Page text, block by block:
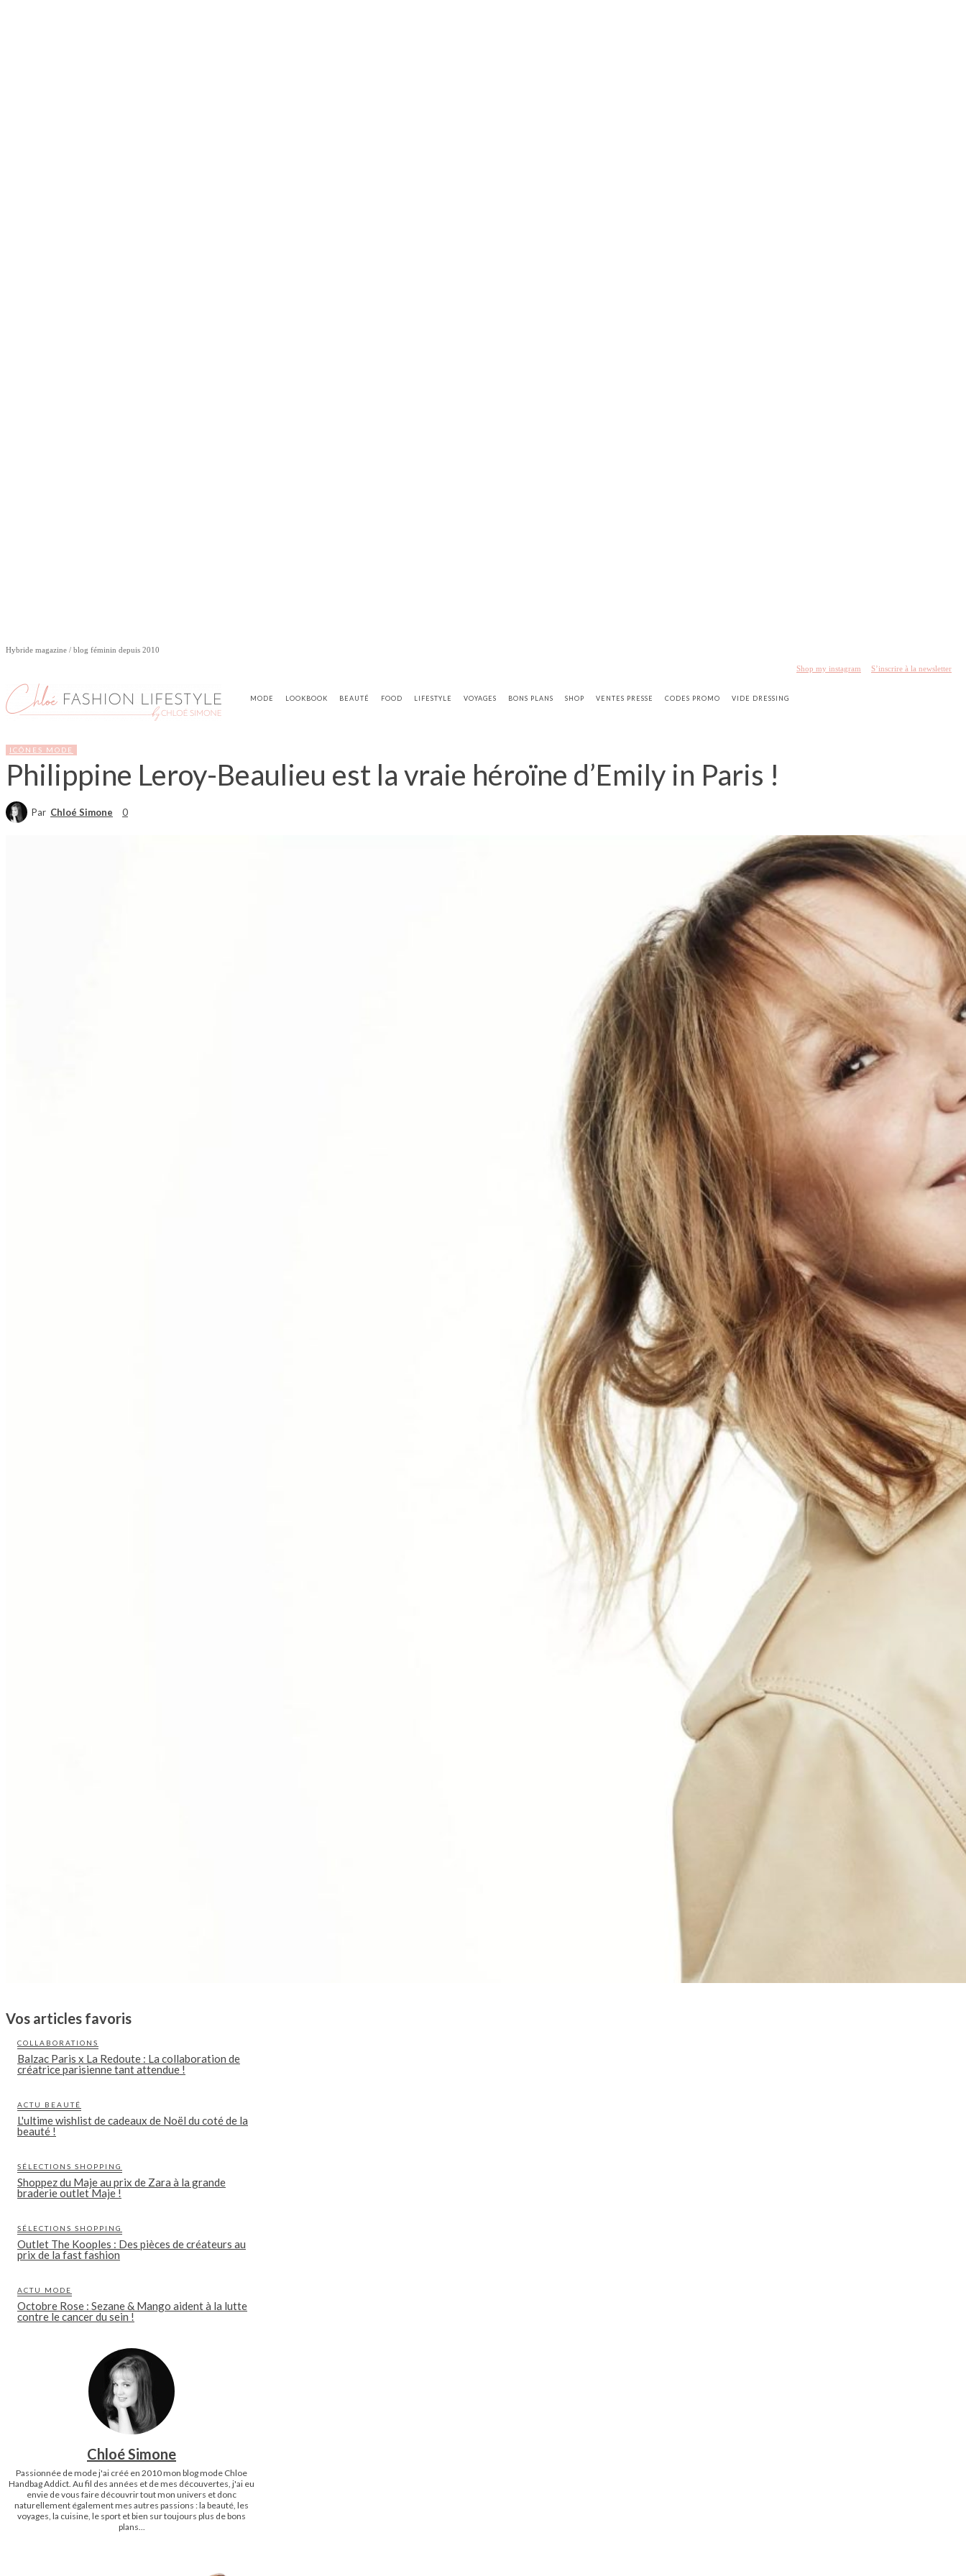
Hybride magazine / blog féminin depuis 2010
Shop my instagram S’inscrire à la newsletter
MODE LOOKBOOK BEAUTÉ FOOD LIFESTYLE VOYAGES BONS PLANS SHOP VENTES PRESSE CODES PROMO VIDE DRESSING
ICÔNES MODE
Philippine Leroy-Beaulieu est la vraie héroïne d’Emily in Paris !
Par Chloé Simone 0
Vos articles favoris
COLLABORATIONS
Balzac Paris x La Redoute : La collaboration de
créatrice parisienne tant attendue !
ACTU BEAUTÉ
L'ultime wishlist de cadeaux de Noël du coté de la
beauté !
SÉLECTIONS SHOPPING
Shoppez du Maje au prix de Zara à la grande
braderie outlet Maje !
SÉLECTIONS SHOPPING
Outlet The Kooples : Des pièces de créateurs au
prix de la fast fashion
ACTU MODE
Octobre Rose : Sezane & Mango aident à la lutte
contre le cancer du sein !
Chloé Simone
Passionnée de mode j'ai créé en 2010 mon blog mode Chloe
Handbag Addict. Au fil des années et de mes découvertes, j'ai eu
envie de vous faire découvrir tout mon univers et donc
naturellement également mes autres passions : la beauté, les
voyages, la cuisine, le sport et bien sur toujours plus de bons
plans...